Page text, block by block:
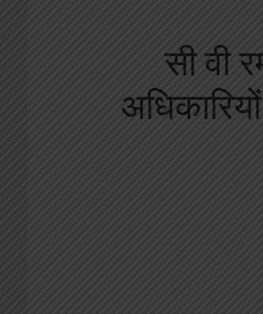
सी वी